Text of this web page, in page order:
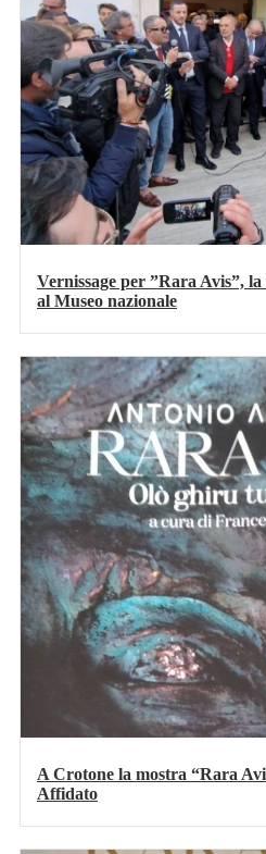
Vernissage per ”Rara Avis”,
al Museo nazionale
A Crotone la mostra “Rara
Affidato